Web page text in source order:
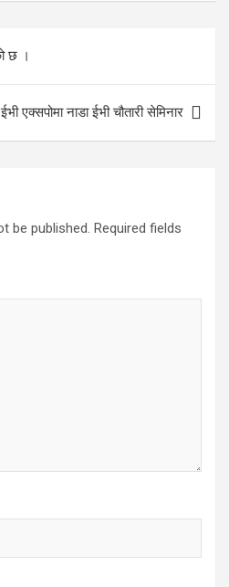
छ ।
एक्सपोमा नाडा ईभी चौतारी सेमिनार
be published. Required fields